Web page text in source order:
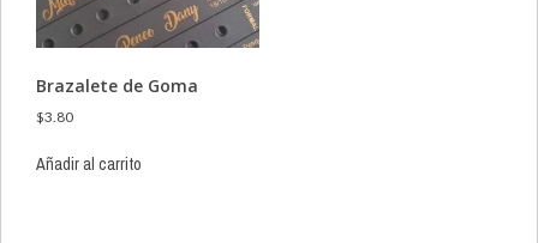
Brazalete de Goma
$3.80
Añadir al carrito